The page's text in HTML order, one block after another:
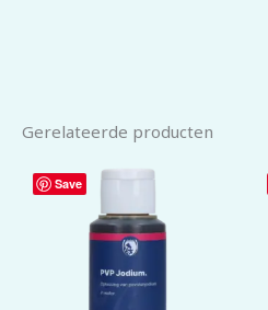
Gerelateerde producten
Save